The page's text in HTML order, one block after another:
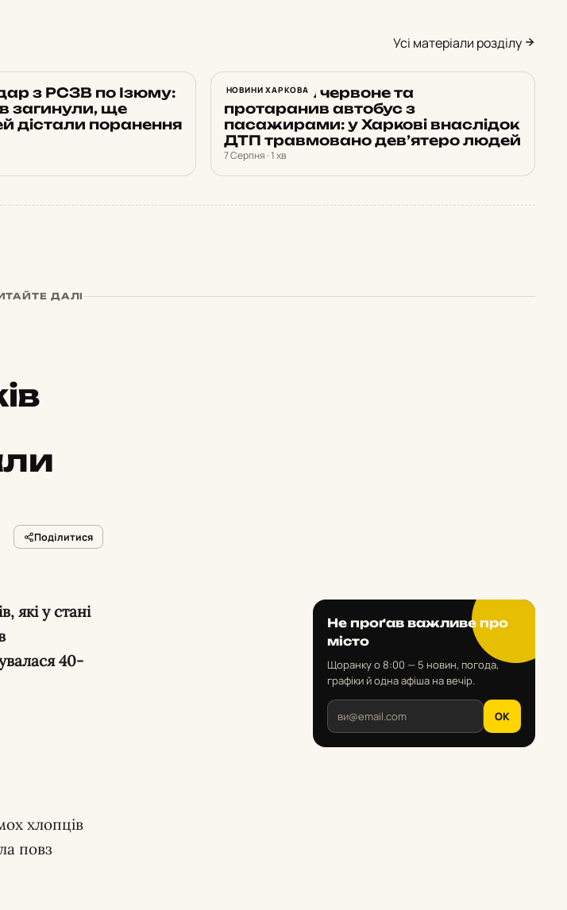
Усі матеріали розділу
з РСЗВ по Ізюму:
загинули, ще
дістали поранення
НОВИНИ ХАРКОВА
Проїхав на червоне та
протаранив автобус з
пасажирами: у Харкові внаслідок
ДТП травмовано дев’ятеро людей
7 Серпня · 1 хв
ДАЛІ
Поділитися
які у стані
40-
хлопців
повз
Не проґав важливе про
місто
Щоранку о 8:00 — 5 новин, погода,
графіки й одна афіша на вечір.
OK